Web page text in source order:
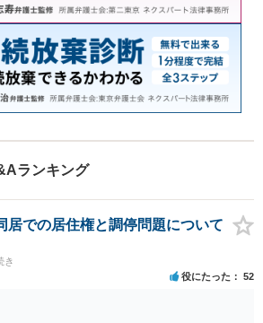
ランキング
居での居住権と調停問題について
き
役にたった 52